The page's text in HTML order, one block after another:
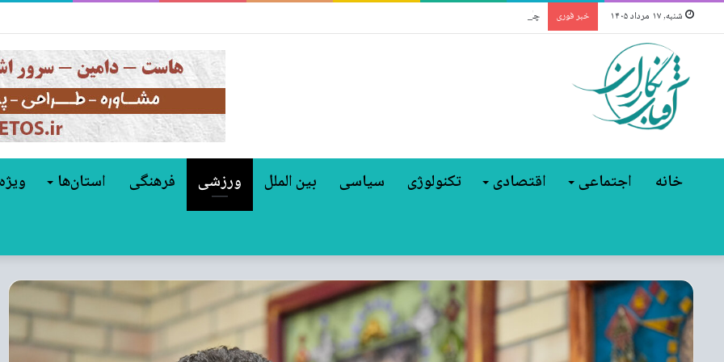
شنبه, ۱۷ مرداد ۱۴۰۵ خبر فوری چگونه حیات‌وحش در آلوده‌ترین منطقه جهان شکوفا شد؟
خانه اجتماعی اقتصادی تکنولوژی سیاسی بین الملل ورزشی فرهنگی استان‌ها ویژه